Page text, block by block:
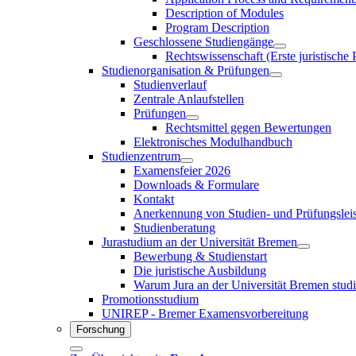
Description of Modules
Program Description
Geschlossene Studiengänge
Rechtswissenschaft (Erste juristische
Studienorganisation & Prüfungen
Studienverlauf
Zentrale Anlaufstellen
Prüfungen
Rechtsmittel gegen Bewertungen
Elektronisches Modulhandbuch
Studienzentrum
Examensfeier 2026
Downloads & Formulare
Kontakt
Anerkennung von Studien- und
Studienberatung
Jurastudium an der Universität Bremen
Bewerbung & Studienstart
Die juristische Ausbildung
Warum Jura an der Universität Bremen
Promotionsstudium
UNIREP - Bremer Examensvorbereitung
Forschung